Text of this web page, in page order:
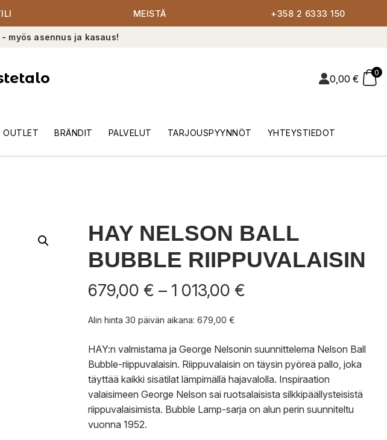
MEISTÄ +358 2 6333 150
myös asennus ja kasaus!
0,00 €
0
OUTLET BRÄNDIT PALVELUT TARJOUSPYYNNÖT YHTEYSTIEDOT
HAY NELSON BALL
BUBBLE RIIPPUVALAISIN
679,00 € – 1 013,00 €
013,00 €
Alin hinta 30 päivän aikana: 679,00 €
HAY:n valmistama ja George Nelsonin suunnittelema Nelson Ball
Bubble-riippuvalaisin. Riippuvalaisin on täysin pyöreä pallo, joka
täyttää kaikki sisätilat lämpimällä hajavalolla. Inspiraation
valaisimeen George Nelson sai ruotsalaisista silkkipäällysteisistä
riippuvalaisimista. Bubble Lamp-sarja on alun perin suunniteltu
vuonna 1952.